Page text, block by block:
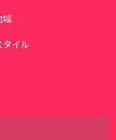
域
タイル